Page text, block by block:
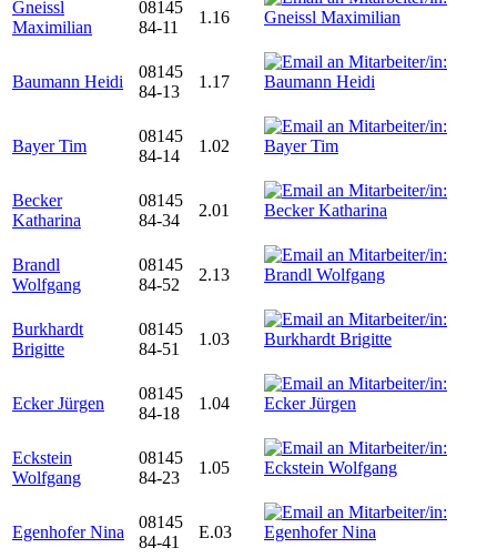
Gneissl
Maximilian
08145
84-11
1.16
Baumann Heidi
08145
84-13
1.17
Bayer Tim
08145
84-14
1.02
Becker
Katharina
08145
84-34
2.01
Brandl
Wolfgang
08145
84-52
2.13
Burkhardt
Brigitte
08145
84-51
1.03
Ecker Jürgen
08145
84-18
1.04
Eckstein
Wolfgang
08145
84-23
1.05
Egenhofer Nina
08145
84-41
E.03